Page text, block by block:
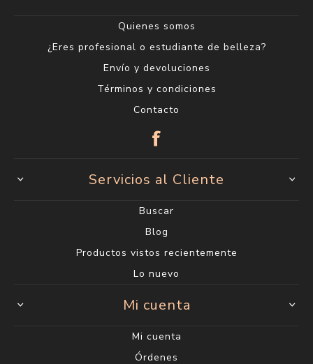
Quienes somos
¿Eres profesional o estudiante de belleza?
Envío y devoluciones
Términos y condiciones
Contacto
Servicios al Cliente
Buscar
Blog
Productos vistos recientemente
Lo nuevo
Mi cuenta
Mi cuenta
Órdenes